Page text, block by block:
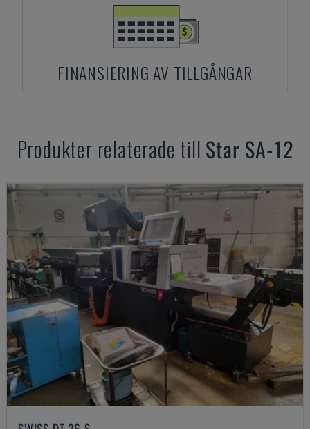
FINANSIERING AV TILLGÅNGAR
Produkter relaterade till Star SA-12